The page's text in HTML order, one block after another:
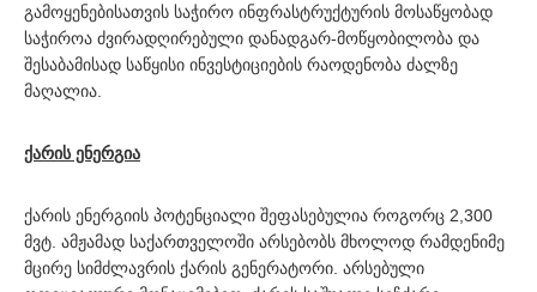
გამოყენებისათვის საჭირო ინფრასტრუქტურის მოსაწყობად
საჭიროა ძვირადღირებული დანადგარ-მოწყობილობა და
შესაბამისად საწყისი ინვესტიციების რაოდენობა ძალზე
მაღალია.
ქარის ენერგია
ქარის ენერგიის პოტენციალი შეფასებულია როგორც 2,300
მვტ. ამჟამად საქართველოში არსებობს მხოლოდ რამდენიმე
მცირე სიმძლავრის ქარის გენერატორი. არსებული